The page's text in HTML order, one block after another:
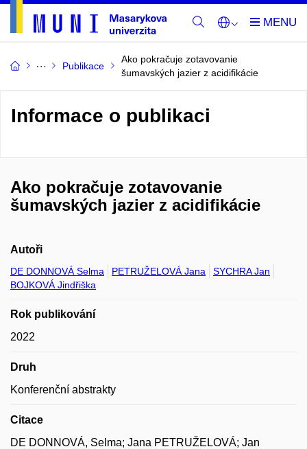
Publikace
Ako pokračuje zotavovanie
šumavských jazier z acidifikácie
Informace o publikaci
Ako pokračuje zotavovanie
šumavských jazier z acidifikácie
Autoři
DE DONNOVÁ Selma PETRUŽELOVÁ Jana
SYCHRA Jan
BOJKOVÁ Jindřiška
Rok publikování
2022
Druh
Konferenční abstrakty
Citace
DE DONNOVÁ, Selma; Jana PETRUŽELOVÁ; Jan